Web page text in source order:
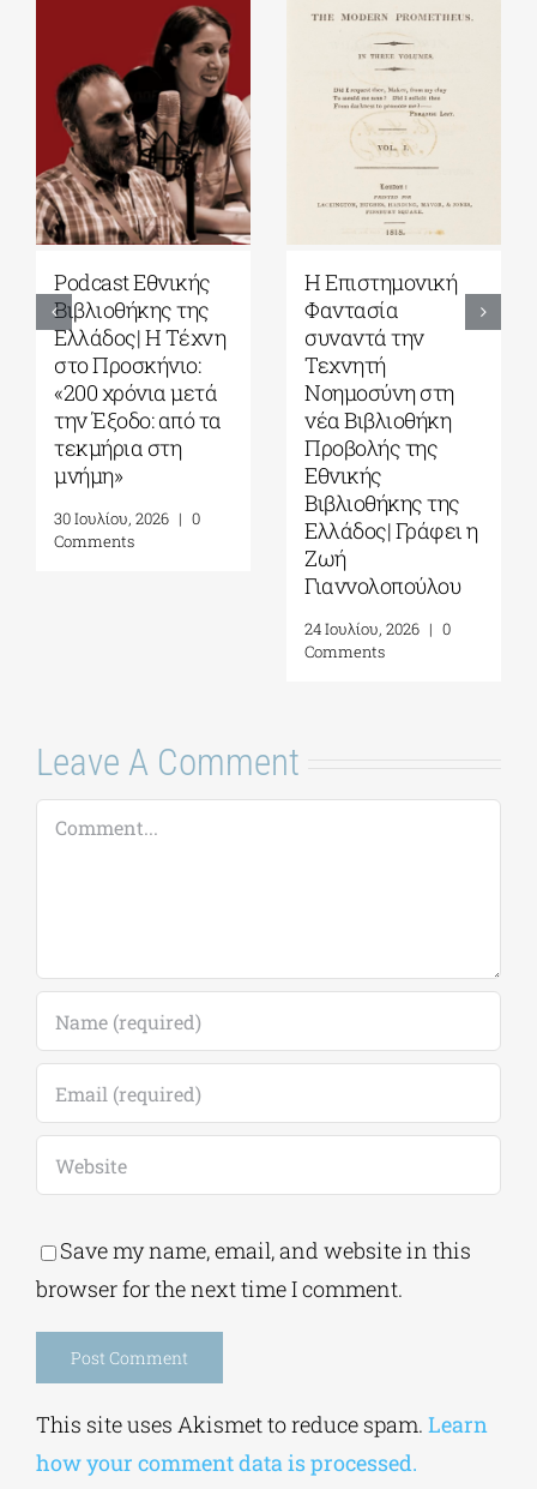
Podcast Εθνικής
Βιβλιοθήκης της
Ελλάδος| Η Tέχνη
στο Προσκήνιο:
«200 χρόνια μετά
την Έξοδο: από τα
τεκμήρια στη
μνήμη»
30 Ιουλίου, 2026 | 0
Comments
Η Επιστημονική
Φαντασία
συναντά την
Τεχνητή
Νοημοσύνη στη
νέα Βιβλιοθήκη
Προβολής της
Εθνικής
Βιβλιοθήκης της
Ελλάδος| Γράφει η
Ζωή
Γιαννολοπούλου
24 Ιουλίου, 2026 | 0
Comments
Leave A Comment
Comment
Save my name, email, and website in this
browser for the next time I comment.
This site uses Akismet to reduce spam. Learn
how your comment data is processed.